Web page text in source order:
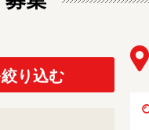
り込む
幼稚園教諭
の他